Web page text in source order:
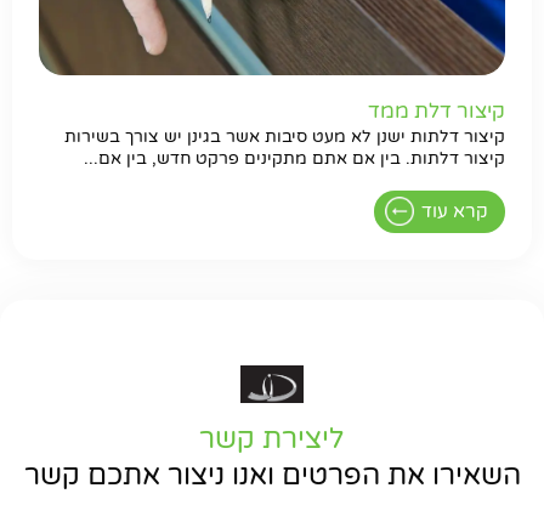
קיצור דלת ממד
קיצור דלתות ישנן לא מעט סיבות אשר בגינן יש צורך בשירות
קיצור דלתות. בין אם אתם מתקינים פרקט חדש, בין אם...
קרא עוד
ליצירת קשר
השאירו את הפרטים ואנו ניצור אתכם קשר